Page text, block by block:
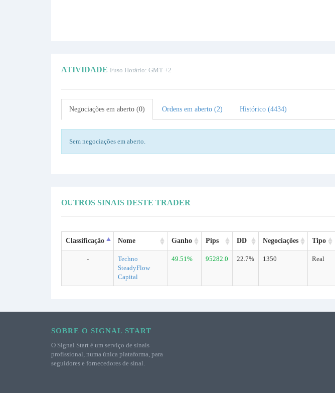
ATIVIDADE Fuso Horário: GMT +2
Negociações em aberto (0) Ordens em aberto (2) Histórico (4434)
Sem negociações em aberto.
OUTROS SINAIS DESTE TRADER
Classificação Nome Ganho Pips DD Negociações Tipo
-
Techno
SteadyFlow
Capital
49.51% 95282.0 22.7% 1350 Real
SOBRE O SIGNAL START
O Signal Start é um serviço de sinais
profissional, numa única plataforma, para
seguidores e fornecedores de sinal.